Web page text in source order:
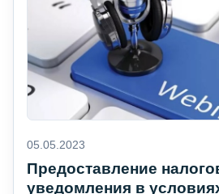
05.05.2023
Предоставление
уведомления в